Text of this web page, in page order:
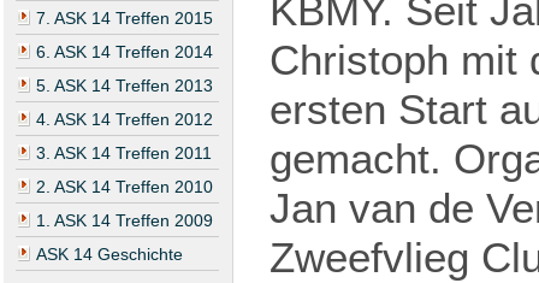
7. ASK 14 Treffen 2015
6. ASK 14 Treffen 2014
5. ASK 14 Treffen 2013
4. ASK 14 Treffen 2012
3. ASK 14 Treffen 2011
2. ASK 14 Treffen 2010
1. ASK 14 Treffen 2009
ASK 14 Geschichte
KBMY. Seit
Christoph mit
ersten Start
gemacht.
Jan van de
Zweefvlieg